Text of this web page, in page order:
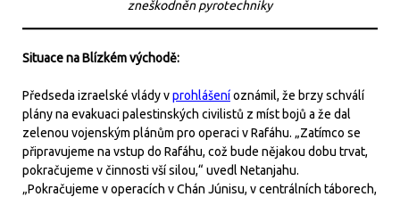
zneškodněn pyrotechniky
Situace na Blízkém východě:
Předseda izraelské vlády vprohlášeníoznámil, že brzy schválí
plány na evakuaci palestinských civilistů z míst bojů a že dal
zelenou vojenským plánům pro operaci v Rafáhu. „Zatímco se
připravujeme na vstup do Rafáhu, což bude nějakou dobu trvat,
pokračujeme v činnosti vší silou,“ uvedl Netanjahu.
„Pokračujeme v operacích v Chán Júnisu, v centrálních táborech,